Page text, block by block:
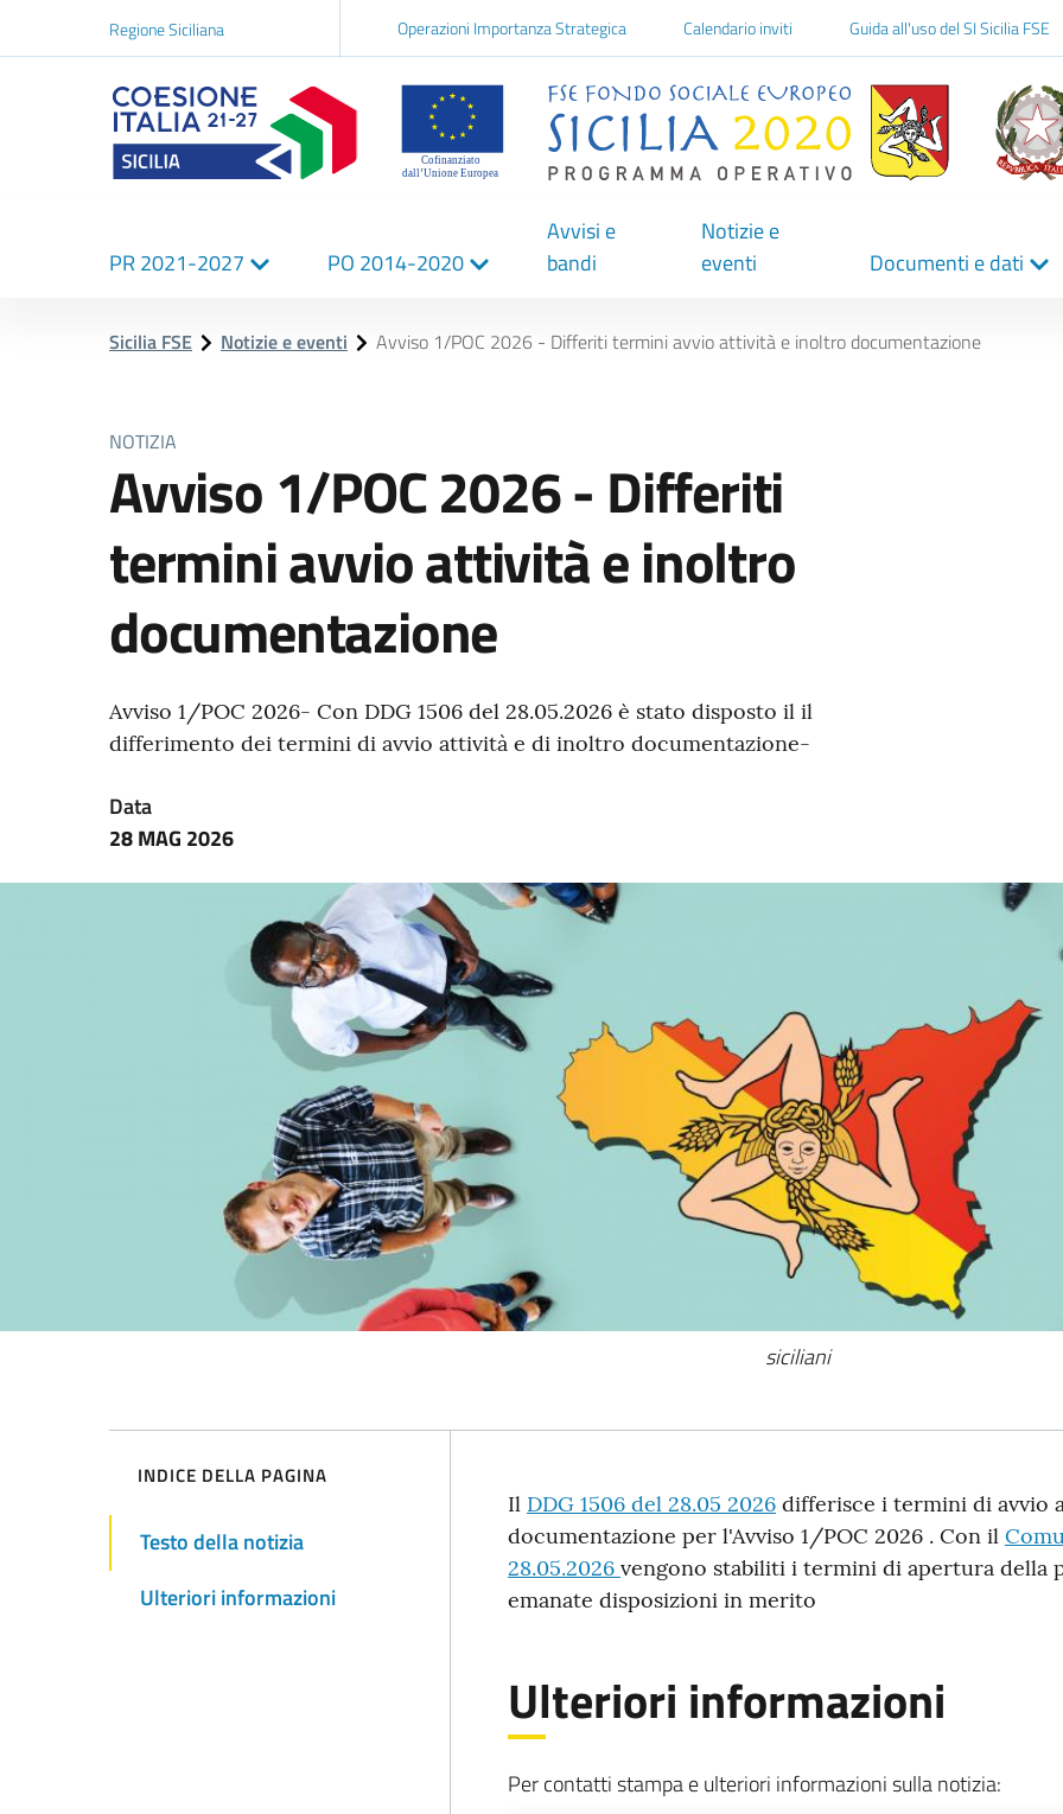
Regione Siciliana Navigazione
network
Operazioni Importanza Strategica Calendario inviti Guida all'uso del SI Sicilia FSE
Logo Sicilia FSE
Navigazione
principale
PR 2021-2027 PO 2014-2020
Avvisi e
bandi
Notizie e
eventi
Documenti e dati
Sicilia FSE Notizie e eventi Avviso 1/POC 2026 - Differiti termini avvio attività e inoltro documentazione
NOTIZIA
Avviso 1/POC 2026 - Differiti
termini avvio attività e inoltro
documentazione
Avviso 1/POC 2026- Con DDG 1506 del 28.05.2026 è stato disposto il il
differimento dei termini di avvio attività e di inoltro documentazione-
Data
28 MAG 2026
siciliani
INDICE DELLA PAGINA
Testo della notizia
Ulteriori informazioni
Testo
della
notizia
Il DDG 1506 del 28.05 2026 differisce i termini di avvio
documentazione per l'Avviso 1/POC 2026 . Con il
28.05.2026 vengono stabiliti i termini di apertura della
emanate disposizioni in merito
Ulteriori informazioni
Per contatti stampa e ulteriori informazioni sulla notizia: